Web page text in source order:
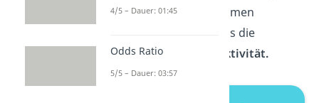
kommen. Dieses Phänomen
bezeichnet man auch als die
intraindividuelle Objektivität.
4/5 – Dauer: 01:45
Odds Ratio
5/5 – Dauer: 03:57